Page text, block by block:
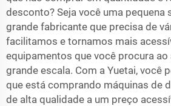
desconto? Seja você uma pequena
grande fabricante que precisa de
facilitamos e tornamos mais
equipamentos que você procura
grande escala. Com a Yuetai, você
que está comprando máquinas de
de alta qualidade a um preço